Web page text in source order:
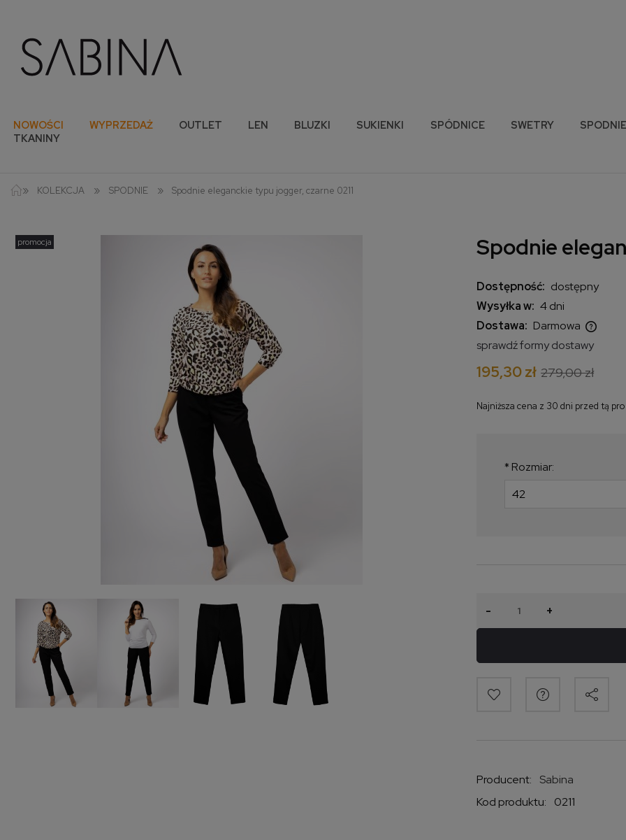
NOWOŚCI WYPRZEDAŻ OUTLET LEN BLUZKI SUKIENKI SPÓDNICE SWETRY
SPODNIE
TKANINY
» KOLEKCJA » SPODNIE » Spodnie eleganckie typu jogger, czarne 0211
promocja Spodnie
Dostępność: dostępny
Wysyłka w: 4 dni
Dostawa: Darmowa
kosztów płatności
sprawdź formy dostawy
195,30 zł 279,00 zł
Najniższa cena z 30 dni przed tą
najniższa cena od
* Rozmiar:
- +
Producent:
Sabina
Kod produktu:
0211